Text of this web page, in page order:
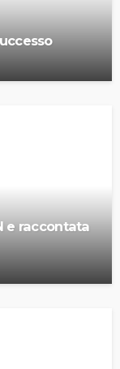
e raccontata